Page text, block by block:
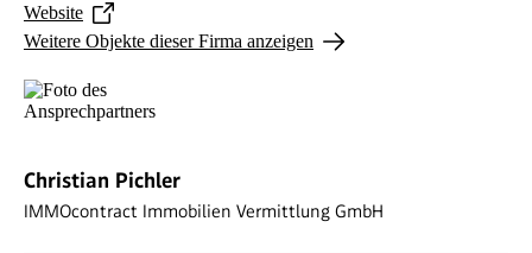
Website
Weitere Objekte dieser Firma anzeigen
Christian Pichler
IMMOcontract Immobilien Vermittlung GmbH